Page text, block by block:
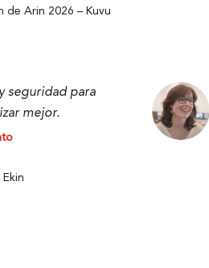
de Arin 2026 – Kuvu
seguridad para
mejor.